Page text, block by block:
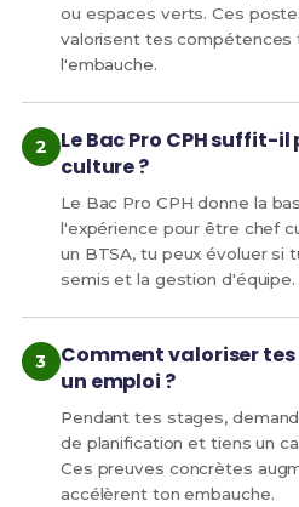
ou espaces verts. Ces
valorisent tes compétences
l'embauche.
Le Bac Pro CPH suffit-
culture ?
Le Bac Pro CPH donne la
l'expérience pour être chef
un BTSA, tu peux évoluer si
semis et la gestion d'équipe.
Comment valoriser
un emploi ?
Pendant tes stages,
de planification et tiens un
Ces preuves concrètes
accélèrent ton embauche.